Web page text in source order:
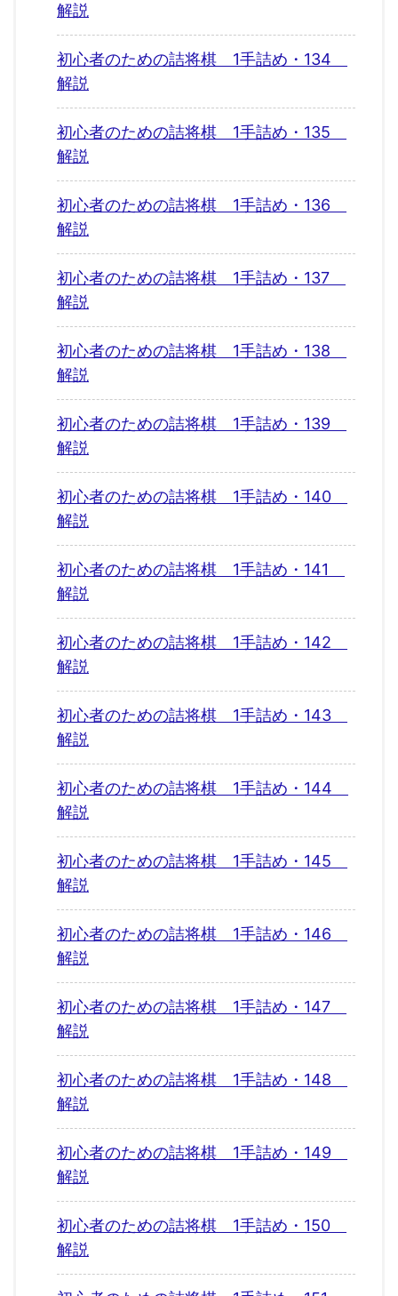
解説
初心者のための詰将棋 1手詰め・134
解説
初心者のための詰将棋 1手詰め・135
解説
初心者のための詰将棋 1手詰め・136
解説
初心者のための詰将棋 1手詰め・137
解説
初心者のための詰将棋 1手詰め・138
解説
初心者のための詰将棋 1手詰め・139
解説
初心者のための詰将棋 1手詰め・140
解説
初心者のための詰将棋 1手詰め・141
解説
初心者のための詰将棋 1手詰め・142
解説
初心者のための詰将棋 1手詰め・143
解説
初心者のための詰将棋 1手詰め・144
解説
初心者のための詰将棋 1手詰め・145
解説
初心者のための詰将棋 1手詰め・146
解説
初心者のための詰将棋 1手詰め・147
解説
初心者のための詰将棋 1手詰め・148
解説
初心者のための詰将棋 1手詰め・149
解説
初心者のための詰将棋 1手詰め・150
解説